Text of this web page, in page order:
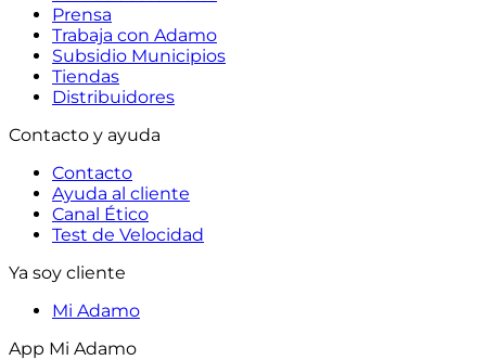
Prensa
Trabaja con Adamo
Subsidio Municipios
Tiendas
Distribuidores
Contacto y ayuda
Contacto
Ayuda al cliente
Canal Ético
Test de Velocidad
Ya soy cliente
Mi Adamo
App Mi Adamo